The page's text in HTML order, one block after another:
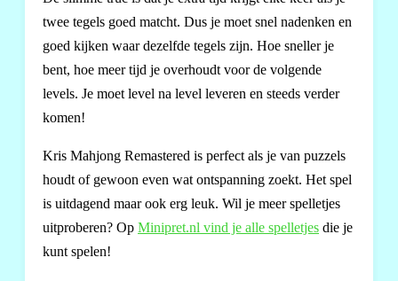
twee tegels goed matcht. Dus je moet snel nadenken en
goed kijken waar dezelfde tegels zijn. Hoe sneller je
bent, hoe meer tijd je overhoudt voor de volgende
levels. Je moet level na level leveren en steeds verder
komen!
Kris Mahjong Remastered is perfect als je van puzzels
houdt of gewoon even wat ontspanning zoekt. Het spel
is uitdagend maar ook erg leuk. Wil je meer spelletjes
uitproberen? Op Minipret.nl vind je alle spelletjes die je
kunt spelen!